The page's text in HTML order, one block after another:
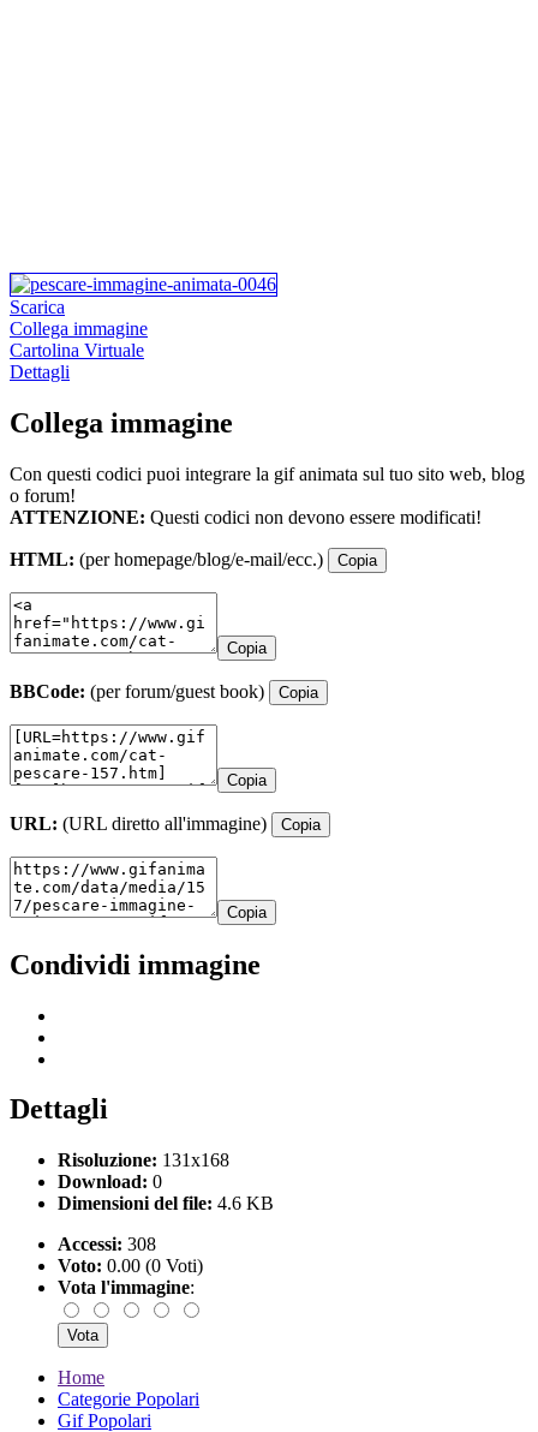
Scarica
Collega immagine
Cartolina Virtuale
Dettagli
Collega immagine
Con questi codici puoi integrare la gif animata sul tuo sito web, blog
o forum!
ATTENZIONE: Questi codici non devono essere modificati!
HTML: (per homepage/blog/e-mail/ecc.) Copia
Copia
BBCode: (per forum/guest book) Copia
Copia
URL: (URL diretto all'immagine) Copia
Copia
Condividi immagine
Dettagli
Risoluzione: 131x168
Download: 0
Dimensioni del file: 4.6 KB
Accessi: 308
Voto: 0.00 (0 Voti)
Vota l'immagine:
Home
Categorie Popolari
Gif Popolari